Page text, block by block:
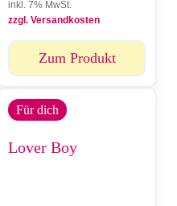
inkl. 7% MwSt.
zzgl. Versandkosten
Zum Produkt
Für dich
Lover Boy